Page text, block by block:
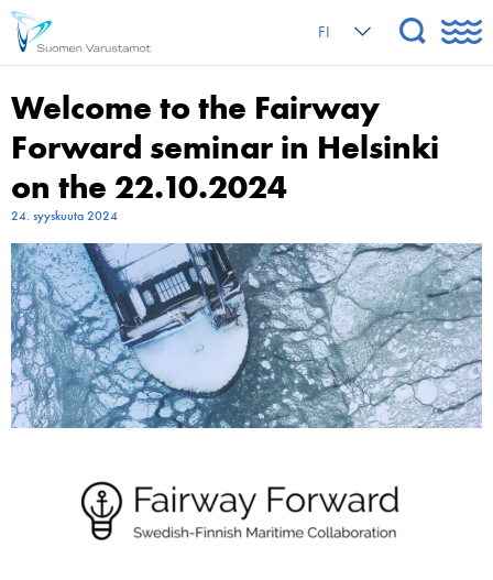
FI
Welcome to the Fairway
Forward seminar in Helsinki
on the 22.10.2024
24. syyskuuta 2024